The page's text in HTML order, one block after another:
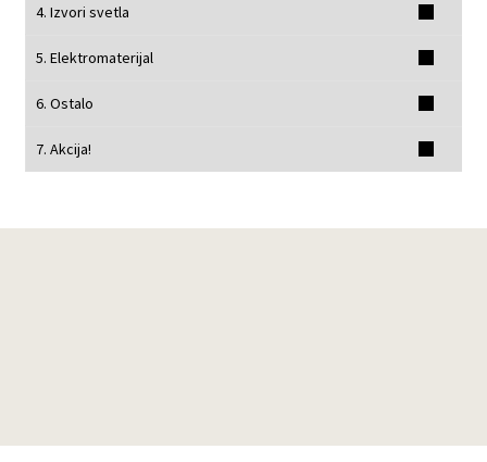
4. Izvori svetla
5. Elektromaterijal
6. Ostalo
7. Akcija!